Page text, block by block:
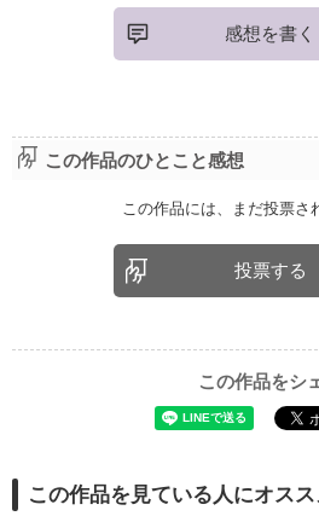
感想を書く
この作品のひとこと感想
この作品には、まだ投票さ
投票する
この作品をシ
この作品を見ている人にオスス